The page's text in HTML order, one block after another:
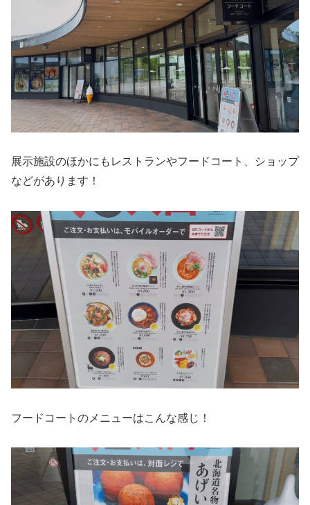
展示施設のほかにもレストランやフードコート、ショップ
などがあります！
フードコートのメニューはこんな感じ！